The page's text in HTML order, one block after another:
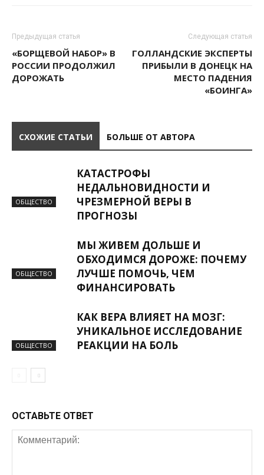
Предыдущая статья
«БОРЩЕВОЙ НАБОР» В
РОССИИ ПРОДОЛЖИЛ
ДОРОЖАТЬ
Следующая статья
ГОЛЛАНДСКИЕ ЭКСПЕРТЫ
ПРИБЫЛИ В ДОНЕЦК НА
МЕСТО ПАДЕНИЯ
«БОИНГА»
СХОЖИЕ СТАТЬИ БОЛЬШЕ ОТ АВТОРА
ОБЩЕСТВО
КАТАСТРОФЫ
НЕДАЛЬНОВИДНОСТИ И
ЧРЕЗМЕРНОЙ ВЕРЫ В
ПРОГНОЗЫ
ОБЩЕСТВО
МЫ ЖИВЕМ ДОЛЬШЕ И
ОБХОДИМСЯ ДОРОЖЕ: ПОЧЕМУ
ЛУЧШЕ ПОМОЧЬ, ЧЕМ
ФИНАНСИРОВАТЬ
ОБЩЕСТВО
КАК ВЕРА ВЛИЯЕТ НА МОЗГ:
УНИКАЛЬНОЕ ИССЛЕДОВАНИЕ
РЕАКЦИИ НА БОЛЬ
ОСТАВЬТЕ ОТВЕТ